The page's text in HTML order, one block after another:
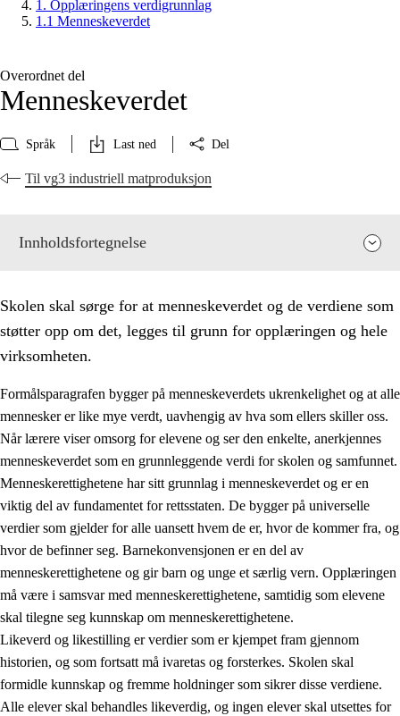
1. Opplæringens verdigrunnlag
1.1 Menneskeverdet
Overordnet del
Menneskeverdet
Språk Last ned Del
Til vg3 industriell matproduksjon
Innholdsfortegnelse
1. Opplæringens verdigrunnlag
1.1 Menneskeverdet
1.2 Identitet og kulturelt mangfold
1.3 Kritisk tenkning og etisk bevissthet
1.4 Skaperglede, engasjement og utforskertrang
1.5 Respekt for naturen og miljøbevissthet
1.6 Demokrati og medvirkning
Skolen skal sørge for at menneskeverdet og de verdiene som
støtter opp om det, legges til grunn for opplæringen og hele
virksomheten.
Formålsparagrafen bygger på menneskeverdets ukrenkelighet og at alle
mennesker er like mye verdt, uavhengig av hva som ellers skiller oss.
Når lærere viser omsorg for elevene og ser den enkelte, anerkjennes
menneskeverdet som en grunnleggende verdi for skolen og samfunnet.
Menneskerettighetene har sitt grunnlag i menneskeverdet og er en
viktig del av fundamentet for rettsstaten. De bygger på universelle
verdier som gjelder for alle uansett hvem de er, hvor de kommer fra, og
hvor de befinner seg. Barnekonvensjonen er en del av
menneskerettighetene og gir barn og unge et særlig vern. Opplæringen
må være i samsvar med menneskerettighetene, samtidig som elevene
skal tilegne seg kunnskap om menneskerettighetene.
Likeverd og likestilling er verdier som er kjempet fram gjennom
historien, og som fortsatt må ivaretas og forsterkes. Skolen skal
formidle kunnskap og fremme holdninger som sikrer disse verdiene.
Alle elever skal behandles likeverdig, og ingen elever skal utsettes for